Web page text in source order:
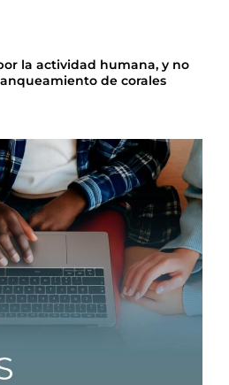
la actividad humana, y no
de corales